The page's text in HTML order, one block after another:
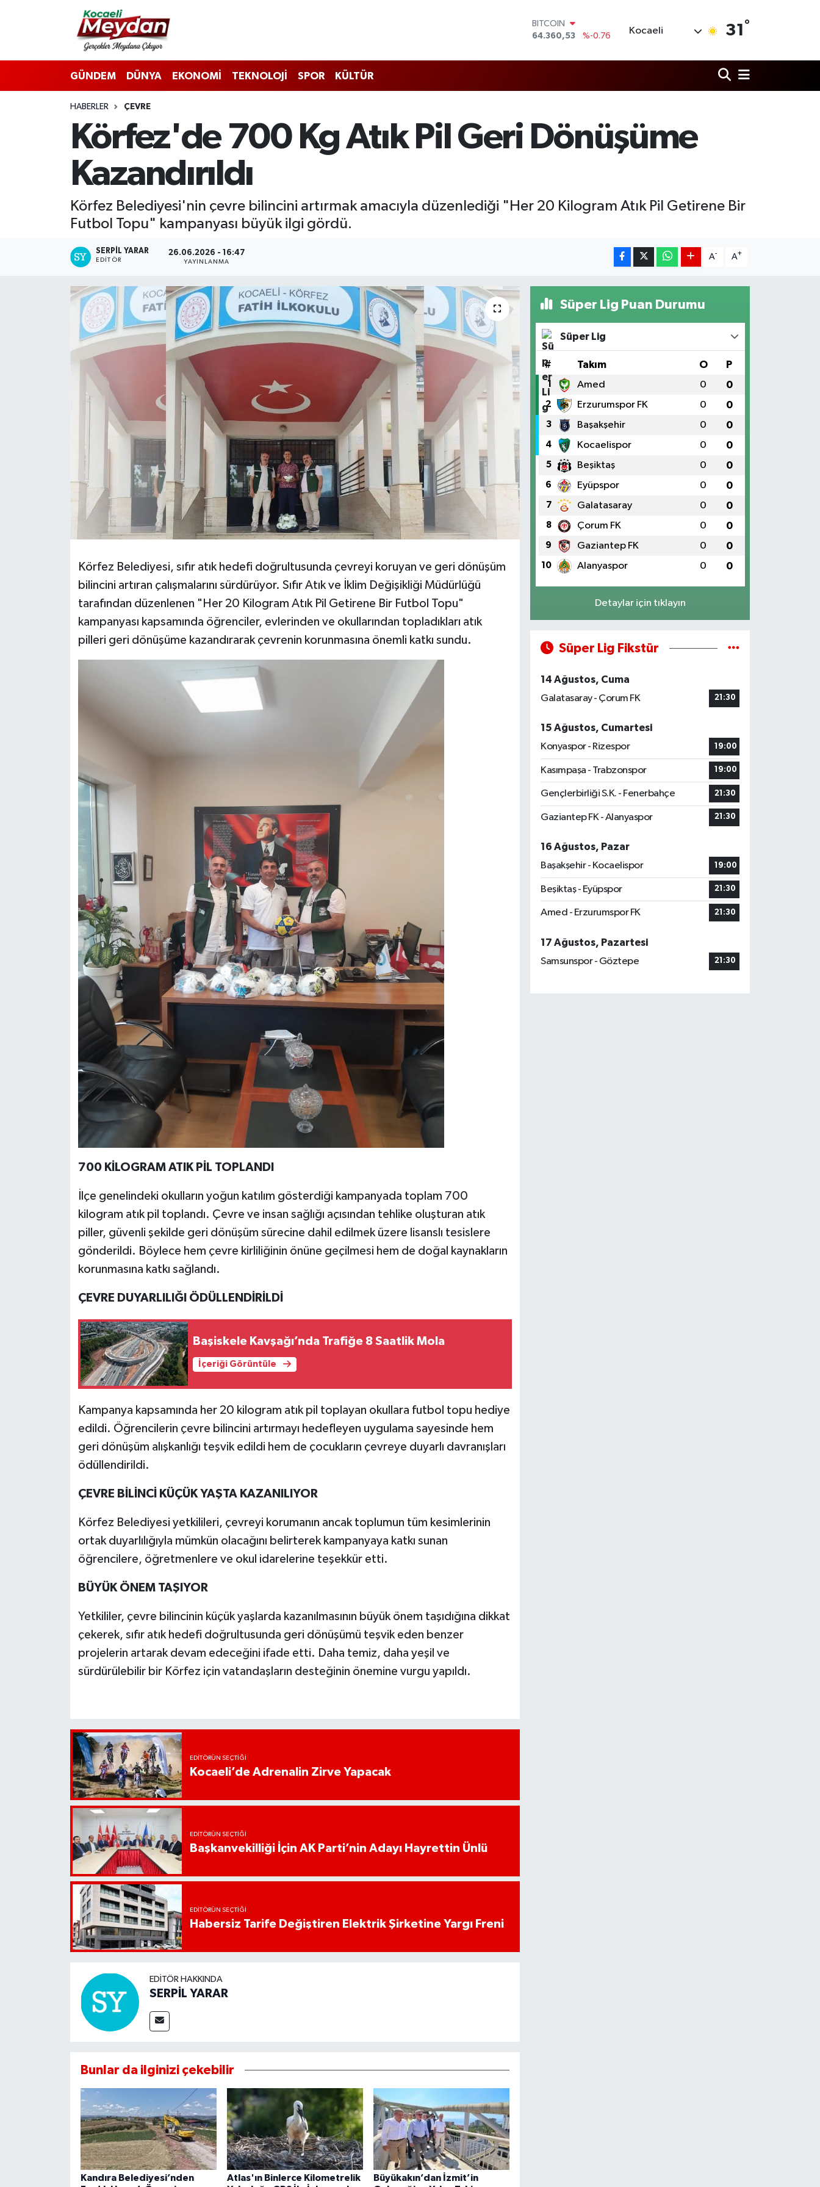
DOLAR
47,7069
%0.17
55,0265
%0.01
BİST100
13.887
%64
BITCOIN
Kocaeli 31 °
GÜNDEM DÜNYA EKONOMİ TEKNOLOJİ SPOR KÜLTÜR
HABERLER ÇEVRE
Körfez'de 700 Kg Atık Pil Geri Dönüşüme
Kazandırıldı
Körfez Belediyesi'nin çevre bilincini artırmak amacıyla düzenlediği "Her 20 Kilogram Atık Pil Getirene Bir
Futbol Topu" kampanyası büyük ilgi gördü.
SERPİL YARAR
EDITÖR
26.06.2026 - 16:47
YAYINLANMA
A- A+
Körfez Belediyesi, sıfır atık hedefi doğrultusunda çevreyi koruyan ve geri dönüşüm
bilincini artıran çalışmalarını sürdürüyor. Sıfır Atık ve İklim Değişikliği Müdürlüğü
tarafından düzenlenen "Her 20 Kilogram Atık Pil Getirene Bir Futbol Topu"
kampanyası kapsamında öğrenciler, evlerinden ve okullarından topladıkları atık
pilleri geri dönüşüme kazandırarak çevrenin korunmasına önemli katkı sundu.
700 KİLOGRAM ATIK PİL TOPLANDI
İlçe genelindeki okulların yoğun katılım gösterdiği kampanyada toplam 700
kilogram atık pil toplandı. Çevre ve insan sağlığı açısından tehlike oluşturan atık
piller, güvenli şekilde geri dönüşüm sürecine dahil edilmek üzere lisanslı tesislere
gönderildi. Böylece hem çevre kirliliğinin önüne geçilmesi hem de doğal kaynakların
korunmasına katkı sağlandı.
ÇEVRE DUYARLILIĞI ÖDÜLLENDİRİLDİ
Başiskele Kavşağı’nda Trafiğe 8 Saatlik Mola
İçeriği Görüntüle
Kampanya kapsamında her 20 kilogram atık pil toplayan okullara futbol topu hediye
edildi. Öğrencilerin çevre bilincini artırmayı hedefleyen uygulama sayesinde hem
geri dönüşüm alışkanlığı teşvik edildi hem de çocukların çevreye duyarlı davranışları
ödüllendirildi.
ÇEVRE BİLİNCİ KÜÇÜK YAŞTA KAZANILIYOR
Körfez Belediyesi yetkilileri, çevreyi korumanın ancak toplumun tüm kesimlerinin
ortak duyarlılığıyla mümkün olacağını belirterek kampanyaya katkı sunan
öğrencilere, öğretmenlere ve okul idarelerine teşekkür etti.
BÜYÜK ÖNEM TAŞIYOR
Yetkililer, çevre bilincinin küçük yaşlarda kazanılmasının büyük önem taşıdığına dikkat
çekerek, sıfır atık hedefi doğrultusunda geri dönüşümü teşvik eden benzer
projelerin artarak devam edeceğini ifade etti. Daha temiz, daha yeşil ve
sürdürülebilir bir Körfez için vatandaşların desteğinin önemine vurgu yapıldı.
EDITÖRÜN SEÇTIĞI
Kocaeli’de Adrenalin Zirve Yapacak
EDITÖRÜN SEÇTIĞI
Başkanvekilliği İçin AK Parti’nin Adayı Hayrettin Ünlü
EDITÖRÜN SEÇTIĞI
Habersiz Tarife Değiştiren Elektrik Şirketine Yargı Freni
EDITÖR HAKKINDA
SERPİL YARAR
Bunlar da ilginizi çekebilir
Kandıra Belediyesi’nden
Atlas'ın Binlerce Kilometrelik
Büyükakın’dan İzmit’in
Süper Lig Puan Durumu
Süper Lig
# Takım O P
1 Amed 0 0
2 Erzurumspor FK 0 0
3 Başakşehir 0 0
4 Kocaelispor 0 0
5 Beşiktaş 0 0
6 Eyüpspor 0 0
7 Galatasaray 0 0
8 Çorum FK 0 0
9 Gaziantep FK 0 0
10 Alanyaspor 0 0
Detaylar için tıklayın
Süper Lig Fikstür
14 Ağustos, Cuma
Galatasaray - Çorum FK
21:30
15 Ağustos, Cumartesi
Konyaspor - Rizespor
19:00
Kasımpaşa - Trabzonspor 19:00
Gençlerbirliği S.K. - Fenerbahçe 21:30
Gaziantep FK - Alanyaspor 21:30
16 Ağustos, Pazar
Başakşehir - Kocaelispor
19:00
Beşiktaş - Eyüpspor 21:30
Amed - Erzurumspor FK 21:30
17 Ağustos, Pazartesi
Samsunspor - Göztepe
21:30
Nöbetçi Eczaneler
Hava Durumu
Trafik Durumu
Süper Lig Puan Durumu ve Fikstür
Tüm Manşetler
Son Dakika Haberleri